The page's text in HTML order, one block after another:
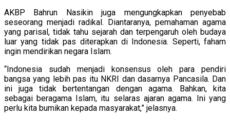
AKBP Bahrun Nasikin juga mengungkapkan penyebab
seseorang menjadi radikal. Diantaranya, pemahaman agama
yang parisal, tidak tahu sejarah dan terpengaruh oleh budaya
luar yang tidak pas diterapkan di Indonesia. Seperti, faham
ingin mendirikan negara Islam.
“Indonesia sudah menjadi konsensus oleh para pendiri
bangsa yang lebih pas itu NKRI dan dasarnya Pancasila. Dan
ini juga tidak bertentangan dengan agama. Bahkan, kita
sebagai beragama Islam, itu selaras ajaran agama. Ini yang
perlu kita bumikan kepada masyarakat,” jelasnya.